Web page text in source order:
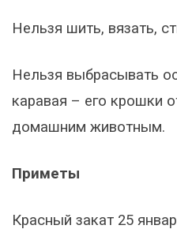
Нельзя шить, вязать,
Нельзя выбрасывать
каравая – его крошки
домашним животным.
Приметы
Красный закат 25